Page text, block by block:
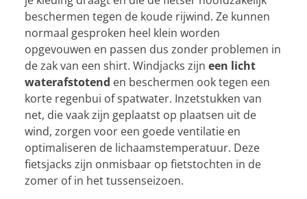
beschermen tegen de koude rijwind. Ze kunnen
normaal gesproken heel klein worden
opgevouwen en passen dus zonder problemen in
de zak van een shirt. Windjacks zijn een licht
waterafstotend en beschermen ook tegen een
korte regenbui of spatwater. Inzetstukken van
net, die vaak zijn geplaatst op plaatsen uit de
wind, zorgen voor een goede ventilatie en
optimaliseren de lichaamstemperatuur. Deze
fietsjacks zijn onmisbaar op fietstochten in de
zomer of in het tussenseizoen.